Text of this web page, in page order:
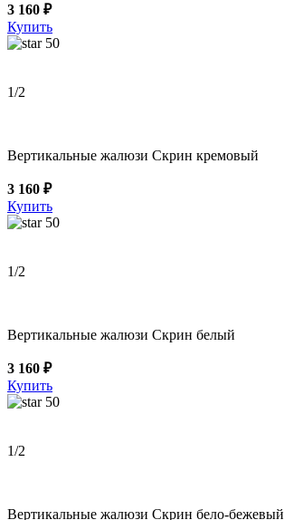
3 160 ₽
Купить
50
1/2
Вертикальные жалюзи Скрин кремовый
3 160 ₽
Купить
50
1/2
Вертикальные жалюзи Скрин белый
3 160 ₽
Купить
50
1/2
Вертикальные жалюзи Скрин бело-бежевый